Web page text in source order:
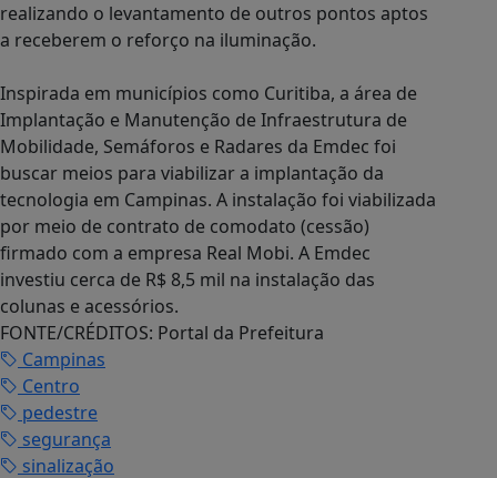
realizando o levantamento de outros pontos aptos
a receberem o reforço na iluminação.
Inspirada em municípios como Curitiba, a área de
Implantação e Manutenção de Infraestrutura de
Mobilidade, Semáforos e Radares da Emdec foi
buscar meios para viabilizar a implantação da
tecnologia em Campinas. A instalação foi viabilizada
por meio de contrato de comodato (cessão)
firmado com a empresa Real Mobi. A Emdec
investiu cerca de R$ 8,5 mil na instalação das
colunas e acessórios.
FONTE/CRÉDITOS: Portal da Prefeitura
Campinas
Centro
pedestre
segurança
sinalização